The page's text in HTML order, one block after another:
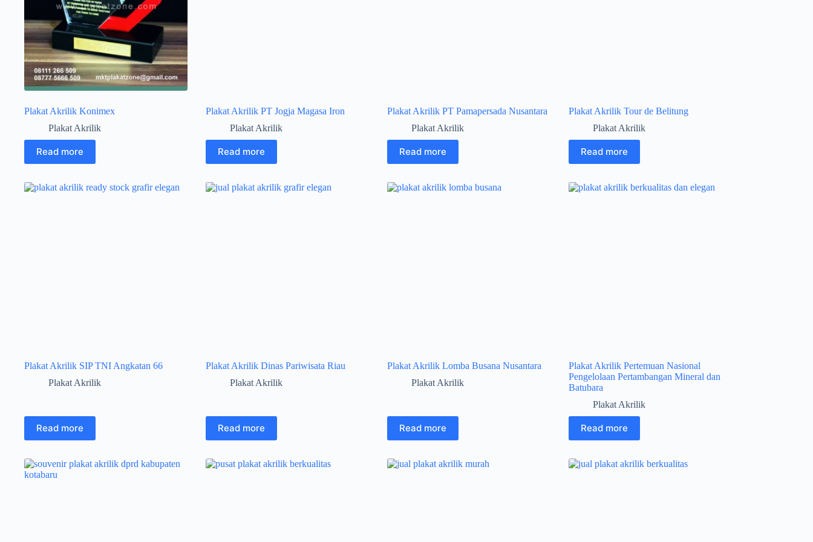
Plakat Akrilik Konimex
Plakat Akrilik
Read more
Plakat Akrilik PT Jogja Magasa Iron
Plakat Akrilik
Read more
Plakat Akrilik PT Pamapersada Nusantara
Plakat Akrilik
Read more
Plakat Akrilik Tour de Belitung
Plakat Akrilik
Read more
Plakat Akrilik SIP TNI Angkatan 66
Plakat Akrilik
Read more
Plakat Akrilik Dinas Pariwisata Riau
Plakat Akrilik
Read more
Plakat Akrilik Lomba Busana Nusantara
Plakat Akrilik
Read more
Plakat Akrilik Pertemuan Nasional
Pengelolaan Pertambangan Mineral dan
Batubara
Plakat Akrilik
Read more